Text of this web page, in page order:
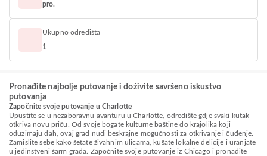
pro.
Ukupno odredišta
1
Pronađite najbolje putovanje i doživite savršeno iskustvo
putovanja
Započnite svoje putovanje u Charlotte
Upustite se u nezaboravnu avanturu u Charlotte, odredište gdje svaki kutak
otkriva novu priču. Od svoje bogate kulturne baštine do krajolika koji
oduzimaju dah, ovaj grad nudi beskrajne mogućnosti za otkrivanje i čuđenje.
Zamislite sebe kako šetate živahnim ulicama, kušate lokalne delicije i uranjate
u jedinstveni šarm grada. Započnite svoje putovanje iz Chicago i pronađite